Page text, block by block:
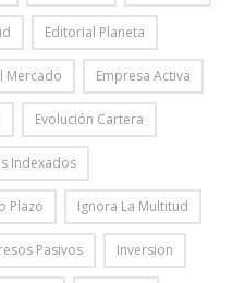
Editorial Planeta
Mercado Empresa Activa
Evolución Cartera
Indexados
Plazo Ignora La Multitud
Pasivos Inversion